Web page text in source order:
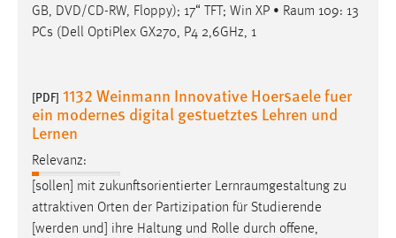
GB, DVD/CD-RW, Floppy); 17“ TFT; Win XP • Raum 109: 13
PCs (Dell OptiPlex GX270, P4 2,6GHz, 1
[PDF] 1132 Weinmann Innovative Hoersaele fuer
ein modernes digital gestuetztes Lehren und
Lernen
Relevanz:
[sollen] mit zukunftsorientierter Lernraumgestaltung zu
attraktiven Orten der Partizipation für Studierende
[werden und] ihre Haltung und Rolle durch offene,